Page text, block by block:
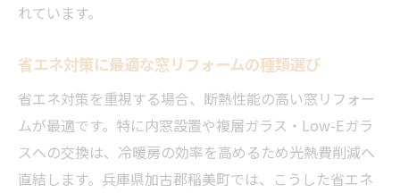
れています。
省エネ対策に最適な窓リフォームの種類選び
省エネ対策を重視する場合、断熱性能の高い窓リフォー
ムが最適です。特に内窓設置や複層ガラス・Low-Eガラ
スへの交換は、冷暖房の効率を高めるため光熱費削減へ
直結します。兵庫県加古郡稲美町では、こうした省エネ